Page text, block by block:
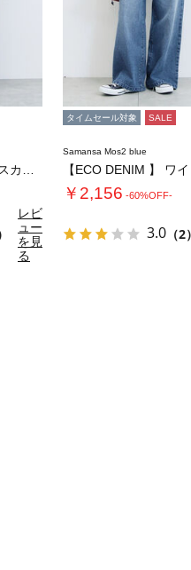
レビ
ュー
を見
る
タイムセール対象 SALE
Samansa Mos2 blue
￥2,156 -60%OFF-
3.0 （2）